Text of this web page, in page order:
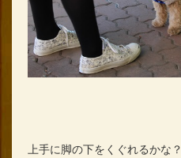
上手に脚の下をくぐれるかな？